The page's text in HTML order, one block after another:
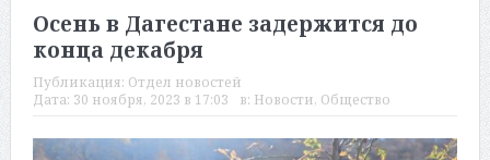
Осень в Дагестане задержится до
конца декабря
Публикация: Отдел новостей
Дата: 30 ноября, 2023 в 17:03 в: Новости, Общество